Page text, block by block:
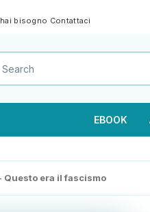
bisogno Contattaci
EBOOK
Questo era il fascismo